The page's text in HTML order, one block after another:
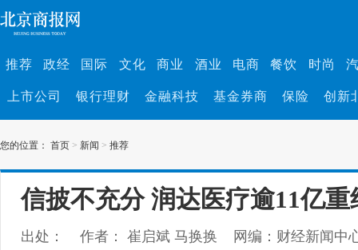
推荐 政经 国际 文化 商业 酒业 电商 餐饮 时尚
上市公司 银行理财 金融科技 基金券商 保险 创新
您的位置： 首页 > 新闻 > 推荐
信披不充分 润达医疗逾11亿重
出处： 作者： 崔启斌 马换换 网编：财经新闻中